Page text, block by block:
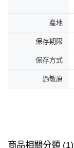
產地
保存期限
保存方式
過敏原
商品相關分類 (1)